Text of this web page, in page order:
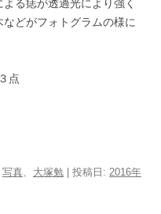
る痣が透過光により強く
どがフォトグラムの様に
点
写真、 大塚勉 | 投稿日: 2016年